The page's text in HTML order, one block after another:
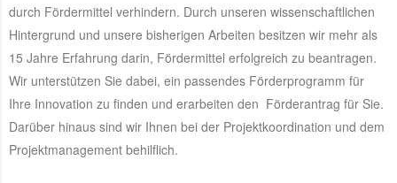
durch Fördermittel verhindern. Durch unseren wissenschaftlichen
Hintergrund und unsere bisherigen Arbeiten besitzen wir mehr als
15 Jahre Erfahrung darin, Fördermittel erfolgreich zu beantragen.
Wir unterstützen Sie dabei, ein passendes Förderprogramm für
Ihre Innovation zu finden und erarbeiten den Förderantrag für Sie.
Darüber hinaus sind wir Ihnen bei der Projektkoordination und dem
Projektmanagement behilflich.